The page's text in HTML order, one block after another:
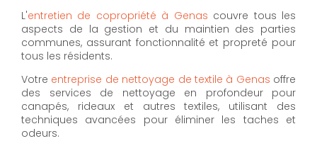
L'entretien de copropriété à Genas couvre tous les
aspects de la gestion et du maintien des parties
communes, assurant fonctionnalité et propreté pour
tous les résidents.
Votre entreprise de nettoyage de textile à Genas offre
des services de nettoyage en profondeur pour
canapés, rideaux et autres textiles, utilisant des
techniques avancées pour éliminer les taches et
odeurs.